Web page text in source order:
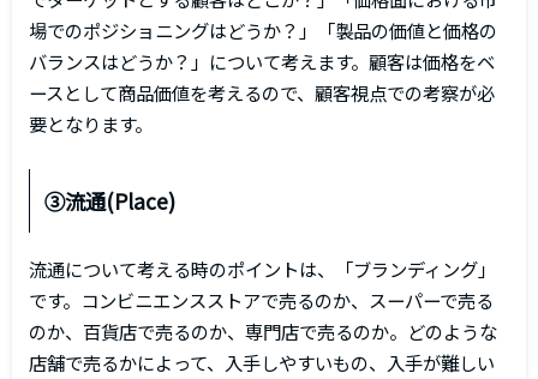
場でのポジショニングはどうか？」「製品の価値と価格の
バランスはどうか？」について考えます。顧客は価格をベ
ースとして商品価値を考えるので、顧客視点での考察が必
要となります。
③流通(Place)
流通について考える時のポイントは、「ブランディング」
です。コンビニエンスストアで売るのか、スーパーで売る
のか、百貨店で売るのか、専門店で売るのか。どのような
店舗で売るかによって、入手しやすいもの、入手が難しい